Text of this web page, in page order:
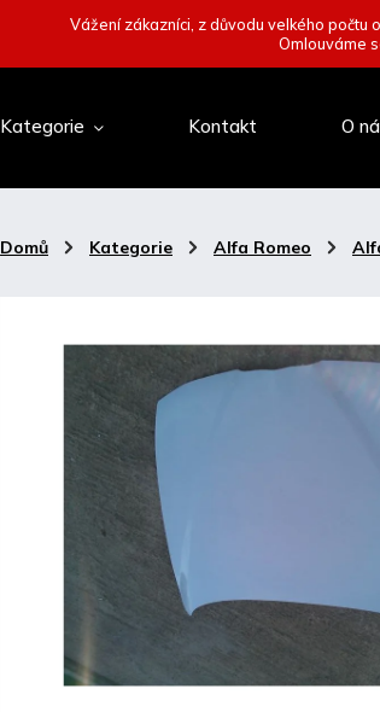
Vážení zákazníci, z důvodu velkého počtu
Omlouváme
Kategorie Kontakt O
Domů / Kategorie / Alfa Romeo /